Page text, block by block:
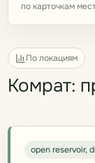
по карточкам
По локациям
Комрат:
open reservoir,